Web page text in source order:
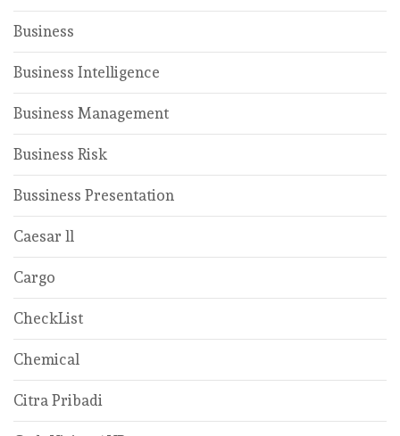
Business
Business Intelligence
Business Management
Business Risk
Bussiness Presentation
Caesar ll
Cargo
CheckList
Chemical
Citra Pribadi